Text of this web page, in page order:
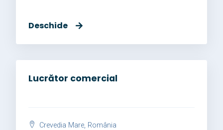
Deschide
Lucrător comercial
Crevedia Mare, România